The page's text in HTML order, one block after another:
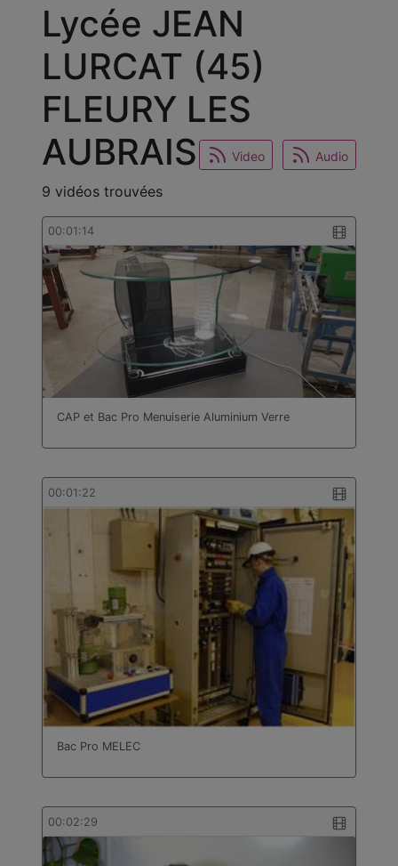
Lycée JEAN
LURCAT (45)
FLEURY LES
AUBRAIS
Video Audio
9 vidéos trouvées
00:01:14
CAP et Bac Pro Menuiserie Aluminium Verre
00:01:22
Bac Pro MELEC
00:02:29